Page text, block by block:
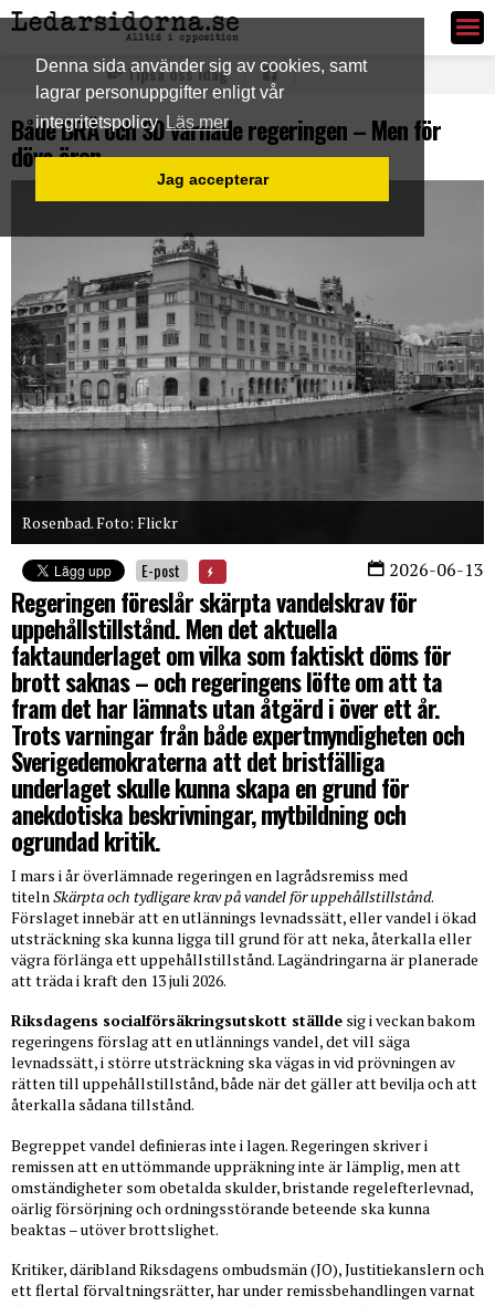
Denna sida använder sig av cookies, samt
lagrar personuppgifter enligt vår
integritetspolicy Läs mer
Jag accepterar
Ledarsidorna.se
Tipsa oss idag
Både BRÅ och SD varnade regeringen – Men för
döva öron
Rosenbad. Foto: Flickr
2026-06-13
E-post
Regeringen föreslår skärpta vandelskrav för
uppehållstillstånd. Men det aktuella
faktaunderlaget om vilka som faktiskt döms för
brott saknas – och regeringens löfte om att ta
fram det har lämnats utan åtgärd i över ett år.
Trots varningar från både expertmyndigheten och
Sverigedemokraterna att det bristfälliga
underlaget skulle kunna skapa en grund för
anekdotiska beskrivningar, mytbildning och
ogrundad kritik.
I mars i år överlämnade regeringen en lagrådsremiss med
titeln Skärpta och tydligare krav på vandel för uppehållstillstånd.
Förslaget innebär att en utlännings levnadssätt, eller vandel i ökad
utsträckning ska kunna ligga till grund för att neka, återkalla eller
vägra förlänga ett uppehållstillstånd. Lagändringarna är planerade
att träda i kraft den 13 juli 2026.
Riksdagens socialförsäkringsutskott ställde sig i veckan bakom
regeringens förslag att en utlännings vandel, det vill säga
levnadssätt, i större utsträckning ska vägas in vid prövningen av
rätten till uppehållstillstånd, både när det gäller att bevilja och att
återkalla sådana tillstånd.
Begreppet vandel definieras inte i lagen. Regeringen skriver i
remissen att en uttömmande uppräkning inte är lämplig, men att
omständigheter som obetalda skulder, bristande regelefterlevnad,
oärlig försörjning och ordningsstörande beteende ska kunna
beaktas – utöver brottslighet.
Kritiker, däribland Riksdagens ombudsmän (JO), Justitiekanslern och
ett flertal förvaltningsrätter, har under remissbehandlingen varnat